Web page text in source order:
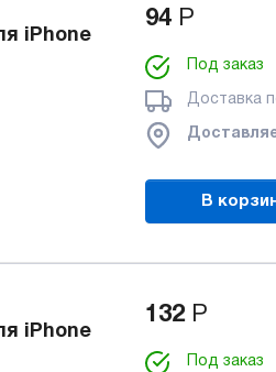
iPhone
94 Р
Под заказ
Доставка
В
iPhone
132 Р
Под заказ